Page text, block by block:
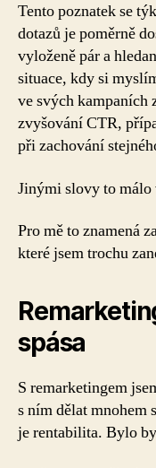
Tento poznatek se
dotazů je poměrně
vyloženě pár a
situace, kdy si
ve svých kampaních
zvyšování CTR,
při zachování
Jinými slovy to málo
Pro mě to znamená
které jsem trochu
spása
S remarketingem
s ním dělat mnohem
je rentabilita. Bylo